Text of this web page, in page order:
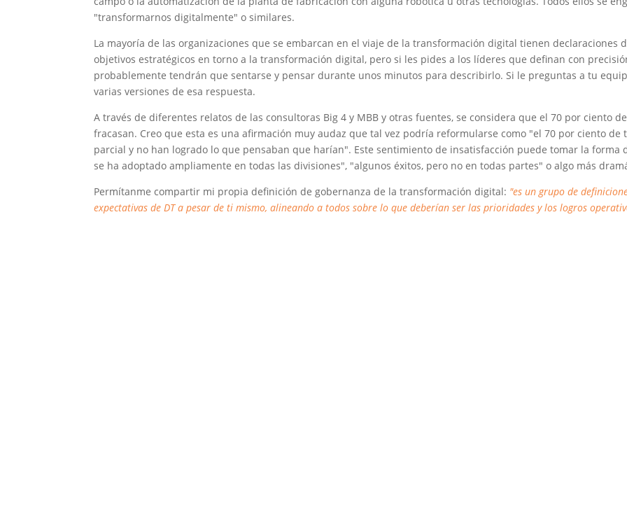
"transformarnos digitalmente" o similares.
La mayoría de las organizaciones que se embarcan en el viaje de la transformación digital tienen declaraciones
objetivos estratégicos en torno a la transformación digital, pero si les pides a los líderes que definan con
probablemente tendrán que sentarse y pensar durante unos minutos para describirlo. Si le preguntas a tu
varias versiones de esa respuesta.
A través de diferentes relatos de las consultoras Big 4 y MBB y otras fuentes, se considera que el 70 por ciento
fracasan. Creo que esta es una afirmación muy audaz que tal vez podría reformularse como "el 70 por ciento de
parcial y no han logrado lo que pensaban que harían". Este sentimiento de insatisfacción puede tomar la forma
se ha adoptado ampliamente en todas las divisiones", "algunos éxitos, pero no en todas partes" o algo más
Permítanme compartir mi propia definición de gobernanza de la transformación digital: "es un grupo de
expectativas de DT a pesar de ti mismo, alineando a todos sobre lo que deberían ser las prioridades y los logros